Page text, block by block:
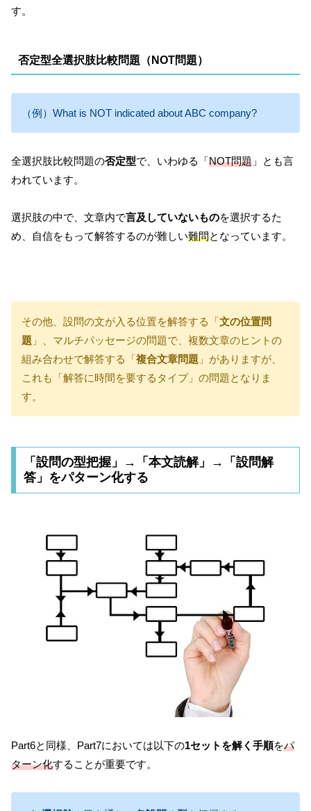
す。
否定型全選択肢比較問題（NOT問題）
（例）What is NOT indicated about ABC company?
全選択肢比較問題の否定型で、いわゆる「NOT問題 」とも言
われています。
選択肢の中で、文章内で言及していないものを選択するた
め、自信をもって解答するのが難しい難問となっています。
その他、設問の文が入る位置を解答する「文の位置問
題 」、マルチパッセージの問題で、複数文章のヒントの
組み合わせで解答する「複合文章問題 」がありますが、
これも「解答に時間を要するタイプ」の問題となりま
す。
「設問の型把握」→「本文読解」→「設問解
答」をパターン化する
Part6と同様、Part7においては以下の1セットを解く手順をパ
ターン化することが重要です。